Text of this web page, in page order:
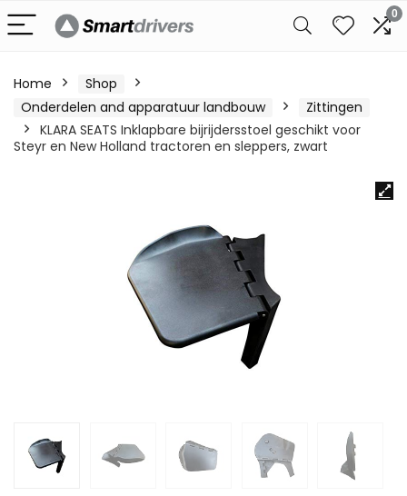
0
Home
Shop
Onderdelen and apparatuur landbouw
Zittingen
KLARA SEATS Inklapbare bijrijdersstoel geschikt voor
Steyr en New Holland tractoren en sleppers, zwart